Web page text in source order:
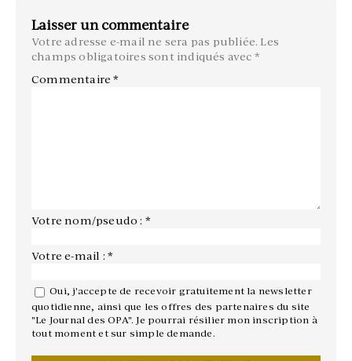
Laisser un commentaire
Votre adresse e-mail ne sera pas publiée. Les
champs obligatoires sont indiqués avec *
Commentaire*
Votre nom/pseudo : *
Votre e-mail : *
Oui, j'accepte de recevoir gratuitement la newsletter
quotidienne, ainsi que les offres des partenaires du site
"Le Journal des OPA". Je pourrai résilier mon inscription à
tout moment et sur simple demande.